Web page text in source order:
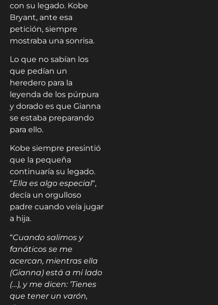
con su legado. Kobe
Bryant, ante esa
petición, siempre
mostraba una sonrisa.
Lo que no sabían los
que pedían un
heredero para la
leyenda de los púrpura
y dorado es que Gianna
se estaba preparando
para ello.
Kobe siempre presintió
que la pequeña
continuaría su legado.
“Ella es algo especial“,
decía un orgulloso
padre cuando veía jugar
a hija.
“Cuando salimos y
fanáticos se me
acercan, mientras ella
(Gianna) está a mi lado
(…), y me dicen: ‘Tienes
que tener un varón,